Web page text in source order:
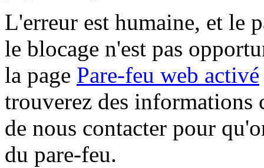
L'erreur est humaine, et le
le blocage n'est pas
la page Pare-feu web activé
trouverez des informations
de nous contacter pour
du pare-feu.